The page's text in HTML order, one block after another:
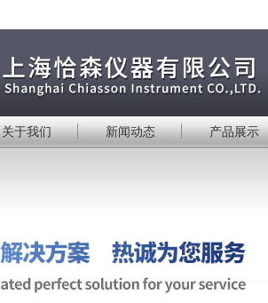
关于我们 新闻动态 产品展示